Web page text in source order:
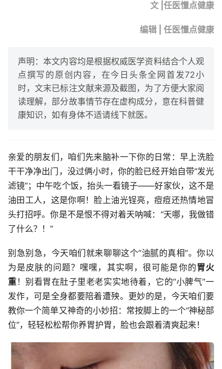
文 |任医懂点健康
编辑 | 任医懂点健康
声明：本文内容均是根据权威医学资料结合个人观
点撰写的原创内容，在今日头条全网首发72小
时，文末已标注文献来源及截图，为了方便大家阅
读理解，部分故事情节存在虚构成分，意在科普健
康知识，如有身体不适请线下就医。
亲爱的朋友们，咱们先来脑补一下你的日常：早上洗脸
干干净净出门，没过俩小时，你的脸已经开始自带“发光
滤镜”；中午吃个饭，抬头一看镜子——好家伙，这不是
油田工人，这是你啊！脸上油光锃亮，痘痘还热情地冒
头打招呼。你是不是恨不得对着天呐喊：“天哪，我做错
了什么？！”
别急别急，今天咱们就来聊聊这个“油腻的真相”。你以
为是皮肤的问题？嘿嘿，其实啊，很可能是你的 胃火
重 ！别看胃在肚子里老老实实地待着，它的“小脾气”一
发作，可是全身都要陪着遭殃。更妙的是，今天咱们要
教你一个简单又神奇的小妙招：常按脚上的一个“神秘部
位”，轻轻松松帮你养胃护胃，脸也会跟着清爽起来！